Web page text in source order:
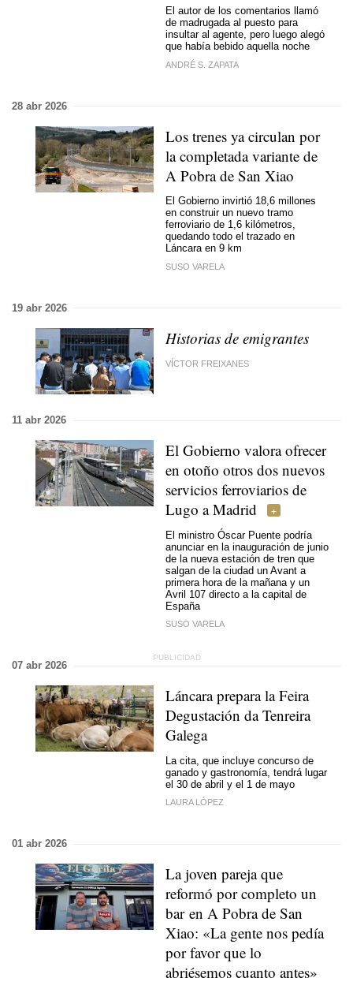
El autor de los comentarios llamó
de madrugada al puesto para
insultar al agente, pero luego alegó
que había bebido aquella noche
ANDRÉ S. ZAPATA
28 abr 2026
Los trenes ya circulan por
la completada variante de
A Pobra de San Xiao
El Gobierno invirtió 18,6 millones
en construir un nuevo tramo
ferroviario de 1,6 kilómetros,
quedando todo el trazado en
Láncara en 9 km
SUSO VARELA
19 abr 2026
Historias de emigrantes
VÍCTOR FREIXANES
11 abr 2026
El Gobierno valora ofrecer
en otoño otros dos nuevos
servicios ferroviarios de
Lugo a Madrid
El ministro Óscar Puente podría
anunciar en la inauguración de junio
de la nueva estación de tren que
salgan de la ciudad un Avant a
primera hora de la mañana y un
Avril 107 directo a la capital de
España
SUSO VARELA
07 abr 2026
Láncara prepara la Feira
Degustación da Tenreira
Galega
La cita, que incluye concurso de
ganado y gastronomía, tendrá lugar
el 30 de abril y el 1 de mayo
LAURA LÓPEZ
01 abr 2026
La joven pareja que
reformó por completo un
bar en A Pobra de San
Xiao: «La gente nos pedía
por favor que lo
abriésemos cuanto antes»